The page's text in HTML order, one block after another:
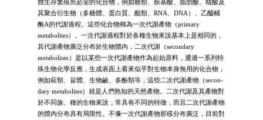
體生存繁殖所必需的化合物，例如糖類、胺基酸、脂肪酸、核酸及
其聚合衍生物（多糖體、蛋白質、酯類、RNA、DNA）、乙醯輔
酶A的代謝過程。這些化合物稱為一次代謝產物（primary
metabolites）。一次代謝過程對於各種生物來說基本上是相同的，
其代謝產物廣泛分布於生物體內，二次代謝（secondary
metabolism）是以某些一次代謝產物作為起始原料，通過一系列特
殊生物化學反應，生成表面上看來似乎對生物本身無用的化合物，
例如萜類、甾體、生物鹼、多酚類等，這些二次代謝產物（secon-
dary metabolites）就是人們熟知的天然產物。二次代謝及其產物對
於不同族、種的生物來說，常具有不同的特徵，而且二次代謝產物
的體內分布具有局限性。不像一次代謝產物那樣分布廣泛，目前對